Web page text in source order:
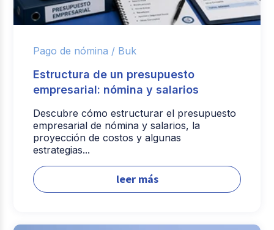
Pago de nómina / Buk
Estructura de un presupuesto
empresarial: nómina y salarios
Descubre cómo estructurar el presupuesto
empresarial de nómina y salarios, la
proyección de costos y algunas
estrategias...
leer más